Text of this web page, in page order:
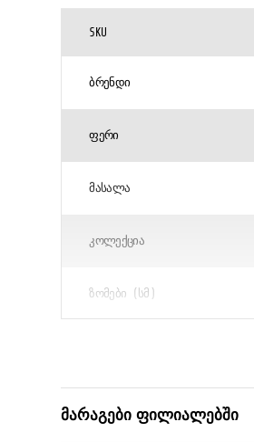
SKU
ᲑᲠᲔᲜᲓᲘ
ᲤᲔᲠᲘ
ᲛᲐᲡᲐᲚᲐ
ᲙᲝᲚᲔᲥᲪᲘᲐ
ᲖᲝᲛᲔᲑᲘ (ᲡᲛ)
მარაგები ფილიალებში